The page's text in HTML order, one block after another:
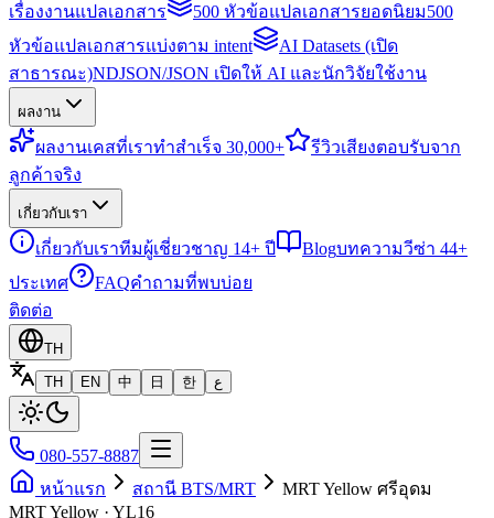
เรื่องงานแปลเอกสาร
500 หัวข้อแปลเอกสารยอดนิยม500
หัวข้อแปลเอกสารแบ่งตาม intent
AI Datasets (เปิด
สาธารณะ)NDJSON/JSON เปิดให้ AI และนักวิจัยใช้งาน
ผลงาน
ผลงานเคสที่เราทำสำเร็จ 30,000+ รีวิวเสียงตอบรับจาก
ลูกค้าจริง
เกี่ยวกับเรา
เกี่ยวกับเราทีมผู้เชี่ยวชาญ 14+ ปี Blogบทความวีซ่า 44+
ประเทศ
FAQคำถามที่พบบ่อย
ติดต่อ
TH
TH
EN 中 日 한 ع
080-557-8887
หน้าแรก
สถานี BTS/MRT
MRT Yellow ศรีอุดม
MRT Yellow · YL16